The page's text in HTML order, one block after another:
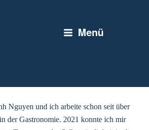
Menü
Nguyen und ich arbeite schon seit über
der Gastronomie. 2021 konnte ich mir